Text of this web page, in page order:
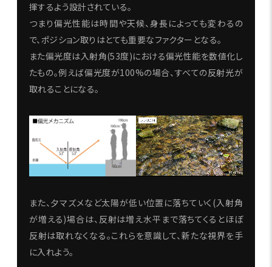
揮するよう設計されている。
つまり偏光性能は時間や天候、身長によっても変わるの
で、ポジション取りはとても重要なファクターとなる。
また偏光度は入射角(53度)における偏光性能を数値化し
たもの。例えば偏光度が100%の場合、すべての反射光が
取れることになる。
また、夕マズメなど太陽が低い位置に落ちていく(入射角
が増える)場合は、反射は増え水平まで落ちてくるとほぼ
反射は取れなくなる。これらを意識して、新たな視界を手
に入れよう。